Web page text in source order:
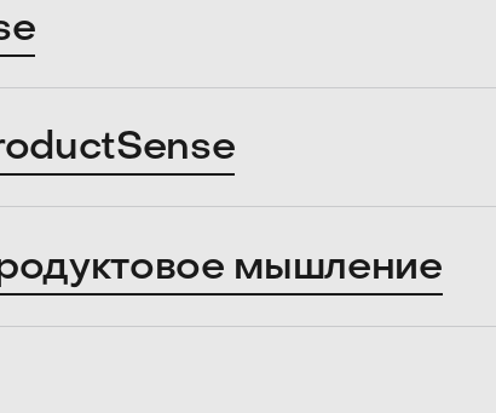
мышление